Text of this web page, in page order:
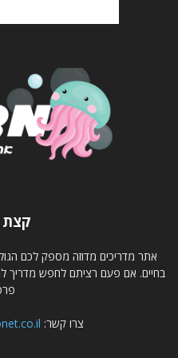
קצת
אתר מדריכים מדוזה מספק לכם
בחיים. אם פעם רציתם לחפש מדריך
צרו קשר: